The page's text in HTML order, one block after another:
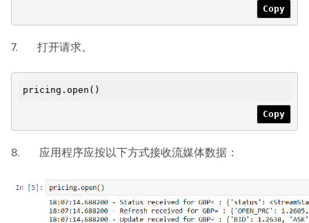
Copy
7. 打开请求。
pricing.open()
Copy
8. 应用程序应按以下方式接收流媒体数据：